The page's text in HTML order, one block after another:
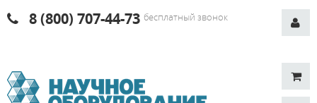
8 (800) 707-44-73 бесплатный звонок